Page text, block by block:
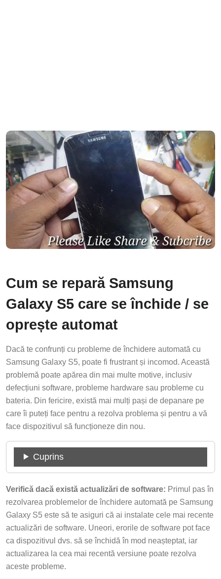
Cum se repară Samsung
Galaxy S5 care se închide / se
oprește automat
Dacă te confrunți cu probleme de închidere automată cu
Samsung Galaxy S5, poate fi frustrant și incomod. Această
problemă poate apărea din mai multe motive, inclusiv
defecțiuni software, probleme hardware sau probleme cu
bateria. Din fericire, există mai mulți pași de depanare pe
care îi puteți face pentru a rezolva problema și pentru a vă
face dispozitivul să funcționeze din nou.
Cuprins
Verifică dacă există actualizări de software: Primul pas în
rezolvarea problemelor de închidere automată pe Samsung
Galaxy S5 este să te asiguri că ai instalate cele mai recente
actualizări de software. Uneori, erorile de software pot face
ca dispozitivul dvs. să se închidă în mod neașteptat, iar
actualizarea la cea mai recentă versiune poate rezolva
aceste probleme.